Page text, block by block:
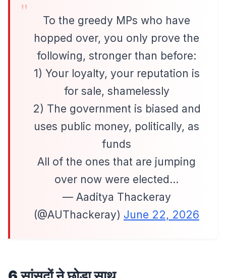
To the greedy MPs who have
hopped over, you only prove the
following, stronger than before:
1) Your loyalty, your reputation is
for sale, shamelessly
2) The government is biased and
uses public money, politically, as
funds
All of the ones that are jumping
over now were elected…
— Aaditya Thackeray
(@AUThackeray) June 22, 2026